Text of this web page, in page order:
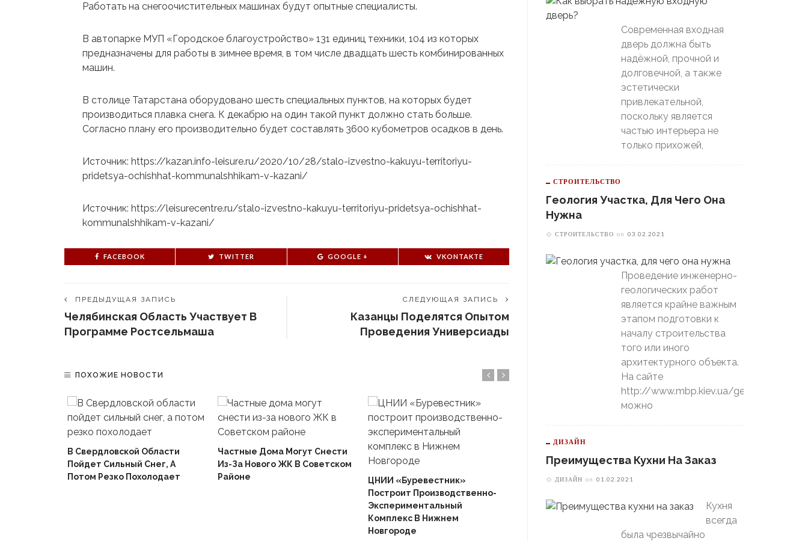
Работать на снегоочистительных машинах будут опытные специалисты.
В автопарке МУП «Городское благоустройство» 131 единиц техники, 104 из которых
предназначены для работы в зимнее время, в том числе двадцать шесть комбинированных
машин.
В столице Татарстана оборудовано шесть специальных пунктов, на которых будет
производиться плавка снега. К декабрю на один такой пункт должно стать больше.
Согласно плану его производительно будет составлять 3600 кубометров осадков в день.
Источник: https://kazan.info-leisure.ru/2020/10/28/stalo-izvestno-kakuyu-territoriyu-
pridetsya-ochishhat-kommunalshhikam-v-kazani/
Источник: https://leisurecentre.ru/stalo-izvestno-kakuyu-territoriyu-pridetsya-ochishhat-
kommunalshhikam-v-kazani/
FACEBOOK TWITTER GOOGLE + VKONTAKTE
ПРЕДЫДУЩАЯ ЗАПИСЬ
Челябинская Область Участвует В
Программе Ростсельмаша
СЛЕДУЮЩАЯ ЗАПИСЬ
Казанцы Поделятся Опытом
Проведения Универсиады
ПОХОЖИЕ НОВОСТИ
В Свердловской Области
Пойдет Сильный Снег, А
Потом Резко Похолодает
Частные Дома Могут Снести
Из-За Нового ЖК В Советском
Районе
ЦНИИ «Буревестник»
Построит Производственно-
Экспериментальный
Комплекс В Нижнем
Новгороде
Екатеринбургский
«Автомобилист» Вышел В
Домашний Матч
Пойдет Сильный Снег, А
Современная входная
дверь должна быть
надёжной, прочной и
долговечной, а также
эстетически
привлекательной,
поскольку является
частью интерьера не
только прихожей,
СТРОИТЕЛЬСТВО
Геология Участка, Для Чего Она
Нужна
СТРОИТЕЛЬСТВО on 03.02.2021
Проведение инженерно-
геологических работ
является крайне важным
этапом подготовки к
началу строительства
того или иного
архитектурного объекта.
На сайте
http://www.mbp.kiev.ua/geology
можно
ДИЗАЙН
Преимущества Кухни На Заказ
ДИЗАЙН on 01.02.2021
Кухня
всегда
была чрезвычайно